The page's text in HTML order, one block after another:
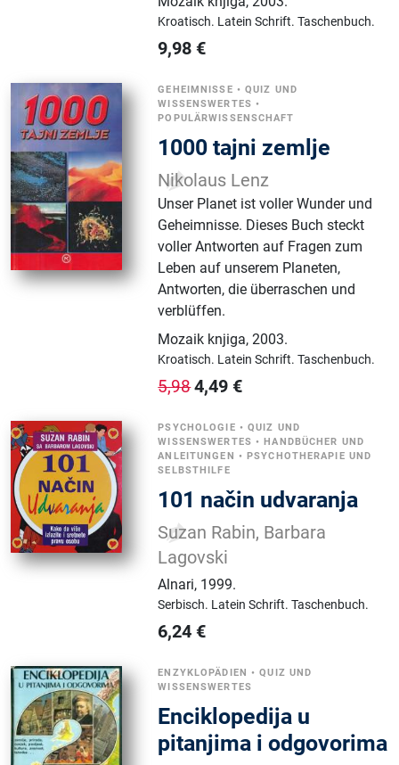
Kroatisch. Latein Schrift.Taschenbuch.
9,98 €
GEHEIMNISSE •QUIZ UND
WISSENSWERTES •
POPULÄRWISSENSCHAFT
1000 tajni zemlje
Nikolaus Lenz
Unser Planet ist voller Wunder und
Geheimnisse. Dieses Buch steckt
voller Antworten auf Fragen zum
Leben auf unserem Planeten,
Antworten, die überraschen und
verblüffen.
Mozaik knjiga,2003.
Kroatisch. Latein Schrift.Taschenbuch.
5,984,49 €
PSYCHOLOGIE •QUIZ UND
WISSENSWERTES •HANDBÜCHER UND
ANLEITUNGEN •PSYCHOTHERAPIE UND
SELBSTHILFE
101 način udvaranja
Suzan Rabin, Barbara
Lagovski
Alnari, 1999.
Serbisch. Latein Schrift.Taschenbuch.
6,24 €
ENZYKLOPÄDIEN •QUIZ UND
WISSENSWERTES
Enciklopedija u
pitanjima i odgovorima